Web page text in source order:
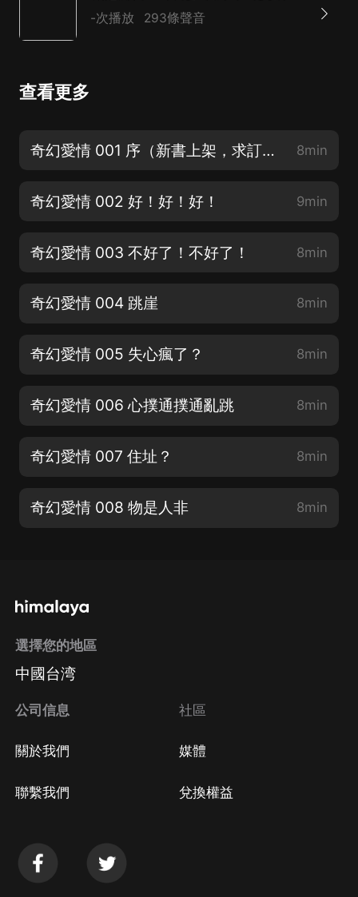
-次播放 293條聲音
查看更多
奇幻愛情 001 序（新書上架，求訂閱） 8min
奇幻愛情 002 好！好！好！ 9min
奇幻愛情 003 不好了！不好了！ 8min
奇幻愛情 004 跳崖 8min
奇幻愛情 005 失心瘋了？ 8min
奇幻愛情 006 心撲通撲通亂跳 8min
奇幻愛情 007 住址？ 8min
奇幻愛情 008 物是人非 8min
選擇您的地區
中國台湾
公司信息
關於我們
聯繫我們
社區
媒體
兌換權益